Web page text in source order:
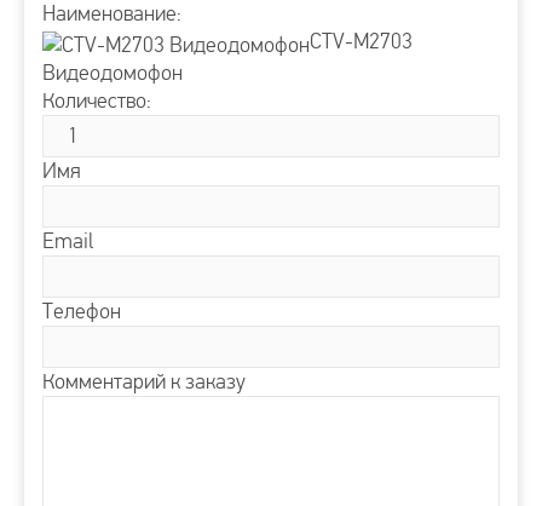
Наименование:
CTV-M2703
Видеодомофон
Количество:
Имя
Email
Телефон
Комментарий к заказу